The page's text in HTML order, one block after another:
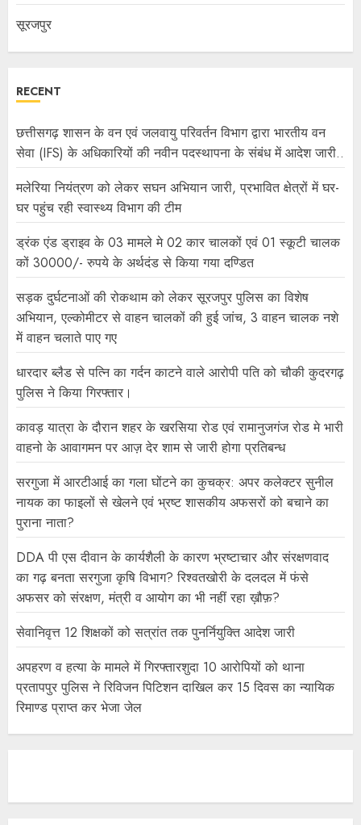
सूरजपुर
RECENT
छत्तीसगढ़ शासन के वन एवं जलवायु परिवर्तन विभाग द्वारा भारतीय वन
सेवा (IFS) के अधिकारियों की नवीन पदस्थापना के संबंध में आदेश जारी..
मलेरिया नियंत्रण को लेकर सघन अभियान जारी, प्रभावित क्षेत्रों में घर-
घर पहुंच रही स्वास्थ्य विभाग की टीम
ड्रंक एंड ड्राइव के 03 मामले मे 02 कार चालकों एवं 01 स्कूटी चालक
कों 30000/- रुपये के अर्थदंड से किया गया दण्डित
सड़क दुर्घटनाओं की रोकथाम को लेकर सूरजपुर पुलिस का विशेष
अभियान, एल्कोमीटर से वाहन चालकों की हुई जांच, 3 वाहन चालक नशे
में वाहन चलाते पाए गए
धारदार ब्लैड से पत्नि का गर्दन काटने वाले आरोपी पति को चौकी कुदरगढ़
पुलिस ने किया गिरफ्तार।
कावड़ यात्रा के दौरान शहर के खरसिया रोड एवं रामानुजगंज रोड मे भारी
वाहनो के आवागमन पर आज़ देर शाम से जारी होगा प्रतिबन्ध
सरगुजा में आरटीआई का गला घोंटने का कुचक्र: अपर कलेक्टर सुनील
नायक का फाइलों से खेलने एवं भ्रष्ट शासकीय अफसरों को बचाने का
पुराना नाता?
DDA पी एस दीवान के कार्यशैली के कारण भ्रष्टाचार और संरक्षणवाद
का गढ़ बनता सरगुजा कृषि विभाग? रिश्वतखोरी के दलदल में फंसे
अफसर को संरक्षण, मंत्री व आयोग का भी नहीं रहा ख़ौफ़?
सेवानिवृत्त 12 शिक्षकों को सत्रांत तक पुनर्नियुक्ति आदेश जारी
अपहरण व हत्या के मामले में गिरफ्तारशुदा 10 आरोपियों को थाना
प्रतापपुर पुलिस ने रिविजन पिटिशन दाखिल कर 15 दिवस का न्यायिक
रिमाण्ड प्राप्त कर भेजा जेल